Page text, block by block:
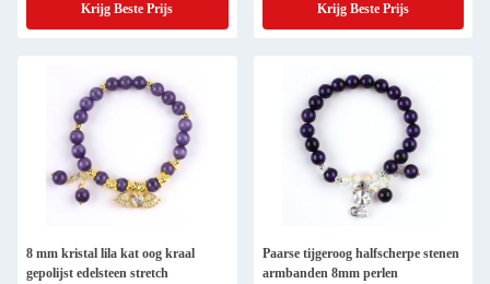
Krijg Beste Prijs Krijg Beste Prijs
8 mm kristal lila kat oog kraal
gepolijst edelsteen stretch
Paarse tijgeroog halfscherpe stenen
armbanden 8mm perlen